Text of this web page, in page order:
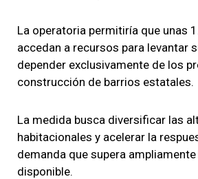
La operatoria permitiría que unas
accedan a recursos para levantar
depender exclusivamente de los
construcción de barrios estatales.
La medida busca diversificar las
habitacionales y acelerar la
demanda que supera
disponible.